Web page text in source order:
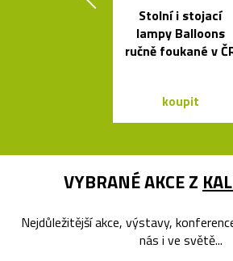
Stolní i stojací
lampy Balloons
ručně foukané v
koupit
VYBRANÉ AKCE Z
Nejdůležitější akce, výstavy,
nás i ve světě...